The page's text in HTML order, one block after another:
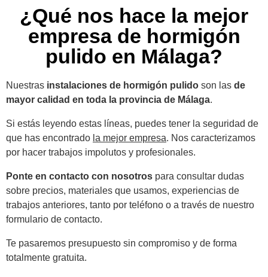
¿Qué nos hace la mejor
empresa de hormigón
pulido en Málaga?
Nuestras instalaciones de hormigón pulido son las de
mayor calidad en toda la provincia de Málaga.
Si estás leyendo estas líneas, puedes tener la seguridad de
que has encontrado la mejor empresa. Nos caracterizamos
por hacer trabajos impolutos y profesionales.
Ponte en contacto con nosotros para consultar dudas
sobre precios, materiales que usamos, experiencias de
trabajos anteriores, tanto por teléfono o a través de nuestro
formulario de contacto.
Te pasaremos presupuesto sin compromiso y de forma
totalmente gratuita.